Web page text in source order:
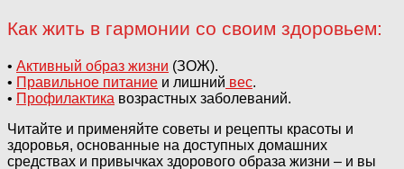
Как жить в гармонии со своим здоровьем:
• Активный образ жизни (ЗОЖ).
• Правильное питание и лишний вес.
• Профилактика возрастных заболеваний.
Читайте и применяйте советы и рецепты красоты и
здоровья, основанные на доступных домашних
средствах и привычках здорового образа жизни – и вы